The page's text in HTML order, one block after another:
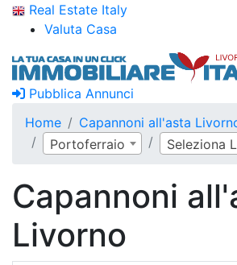
Real Estate Italy
Valuta Casa
Pubblica Annunci
Home
Capannoni all'asta
Portoferraio
Seleziona
Capannoni
Livorno